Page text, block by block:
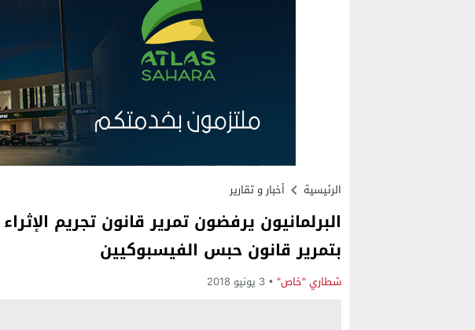
الرئيسية أخبار و تقارير
البرلمانيون يرفضون تمرير قانون تجريم
بتمرير قانون حبس الفيسبوكيين
شطاري "خاص" 3 يونيو 2018